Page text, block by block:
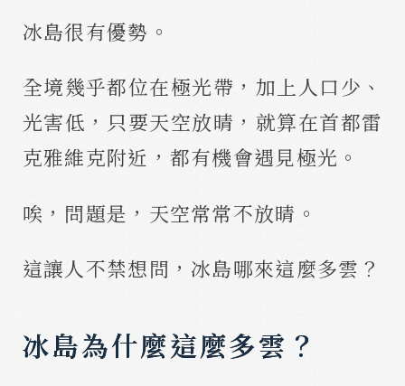
冰島很有優勢。
全境幾乎都位在極光帶，加上人口少、
光害低，只要天空放晴，就算在首都雷
克雅維克附近，都有機會遇見極光。
唉，問題是，天空常常不放晴。
這讓人不禁想問，冰島哪來這麼多雲？
冰島為什麼這麼多雲？